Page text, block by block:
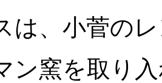
は、小菅の
ン窯を取り